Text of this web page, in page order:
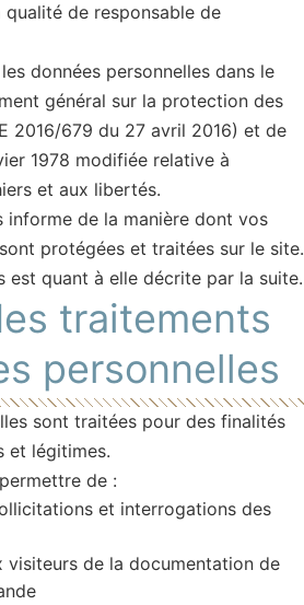
de responsable de
données personnelles dans le
général sur la protection des
2016/679 du 27 avril 2016) et de
1978 modifiée relative à
et aux libertés.
informe de la manière dont vos
protégées et traitées sur le site.
est quant à elle décrite par la suite.
traitements
personnelles
sont traitées pour des finalités
et légitimes.
de :
et interrogations des
visiteurs de la documentation de